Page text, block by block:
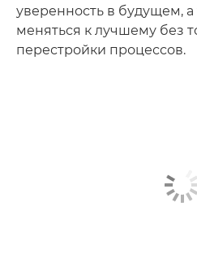
уверенность в будущем,
меняться к лучшему без
перестройки процессов.